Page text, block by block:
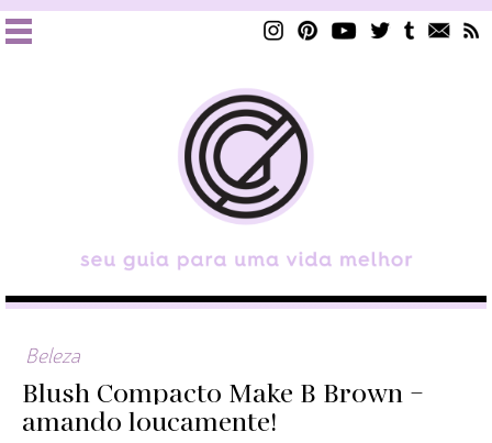
Beleza
Blush Compacto Make B Brown –
amando loucamente!